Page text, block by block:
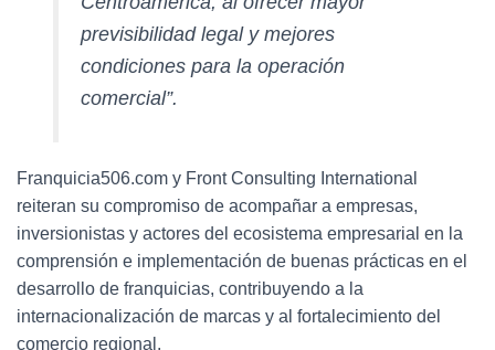
previsibilidad legal y mejores
condiciones para la operación
comercial”.
Franquicia506.com y Front Consulting International
reiteran su compromiso de acompañar a empresas,
inversionistas y actores del ecosistema empresarial en la
comprensión e implementación de buenas prácticas en el
desarrollo de franquicias, contribuyendo a la
internacionalización de marcas y al fortalecimiento del
comercio regional.